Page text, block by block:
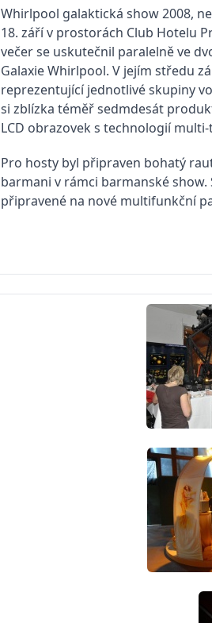
Whirlpool galaktická show 2008,
18. září v prostorách Club Hotelu
večer se uskutečnil paralelně ve
Galaxie Whirlpool. V jejím středu
reprezentující jednotlivé skupiny
si zblízka téměř sedmdesát
LCD obrazovek s technologií
Pro hosty byl připraven bohatý
barmani v rámci barmanské
připravené na nové multifunkční